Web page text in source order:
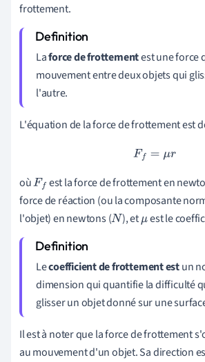
frottement.
Laforce de frottementest une force
mouvement entre deux objets qui
l'autre.
L'équation de la force de frottement est
F f=μ r
oùFf est la force de frottement en
force de réaction (ou la composante
l'objet) en newtons (N ), etμ est le
Lecoefficient de frottement estun
dimension qui quantifie la difficulté
glisser un objet donné sur une
Il est à noter que la force de frottement
au mouvement d'un objet. Sa direction